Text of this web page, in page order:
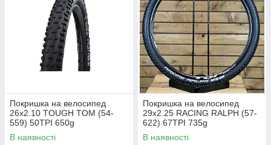
Розмір та сумісність
Розмір – перше, що варто уточнити, тому що саме
він визначає, наскільки покришка коректно стане на
обод і дасть потрібну поведінку на дорозі. Чим
точніше відомий розмір, тим простіше вибрати шину,
яка забезпечить стабільність та комфорт.
Покришка на велосипед
26x2.10 TOUGH TOM (54-
559) 50TPI 650g
В наявності
Покришка на велосипед
29x2.25 RACING RALPH (57-
622) 67TPI 735g
В наявності